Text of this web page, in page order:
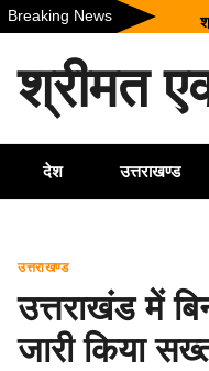
Skip
to
Breaking News
श्रीमत
देश उत्तराखण्ड
उत्तराखण्ड
उत्तराखंड में
जारी किया